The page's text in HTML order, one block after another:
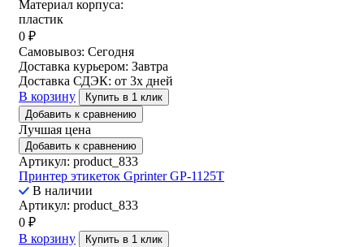
Материал корпуса:
пластик
0 ₽
Самовывоз: Сегодня
Доставка курьером: Завтра
Доставка СДЭК: от 3х дней
В корзину
Купить в 1 клик
Добавить к сравнению
Лучшая цена
Добавить к сравнению
Артикул: product_833
Принтер этикеток Gprinter GP-1125T
В наличии
Артикул: product_833
0 ₽
В корзину
Купить в 1 клик